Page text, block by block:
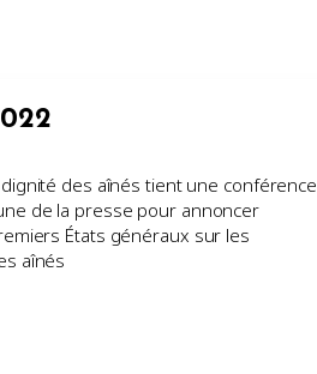
dignité des aînés tient une conférence
de la presse pour annoncer
États généraux sur les
aînés